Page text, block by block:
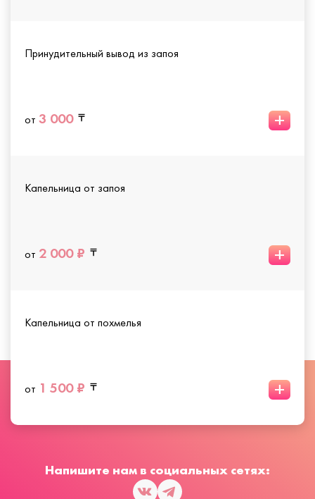
Принудительный вывод из запоя
от 3 000 +
Капельница от запоя
от 2 000 ₽ +
Капельница от похмелья
от 1 500 ₽ +
Напишите нам в социальных сетях: